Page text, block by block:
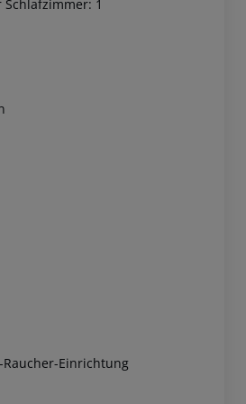
1
Einrichtung